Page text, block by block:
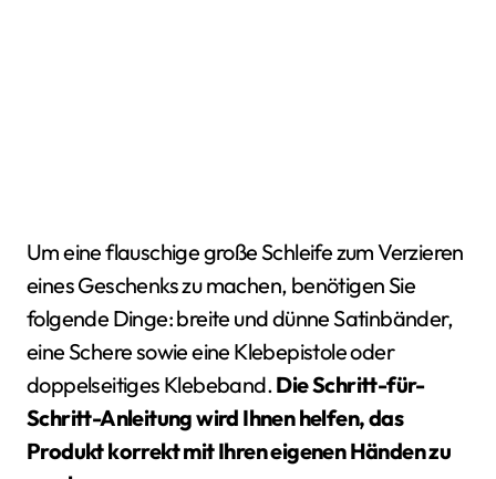
Um eine flauschige große Schleife zum Verzieren
eines Geschenks zu machen, benötigen Sie
folgende Dinge: breite und dünne Satinbänder,
eine Schere sowie eine Klebepistole oder
doppelseitiges Klebeband.Die Schritt-für-
Schritt-Anleitung wird Ihnen helfen, das
Produkt korrekt mit Ihren eigenen Händen zu